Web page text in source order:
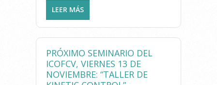
LEER MÁS
AMB LES “I JORNADES SOBRE
PREPARACIÓ FÍSICA EN
CELEBRARAN A VINALESA
PRÓXIMO SEMINARIO DEL
ICOFCV, VIERNES 13 DE
NOVIEMBRE: “TALLER DE